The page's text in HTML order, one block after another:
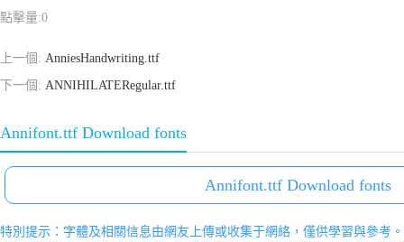
點擊量:0
上一個: AnniesHandwriting.ttf
下一個: ANNIHILATERegular.ttf
Annifont.ttf Download fonts
Annifont.ttf Download fonts
特別提示：字體及相關信息由網友上傳或收集于網絡，僅供學習與參考